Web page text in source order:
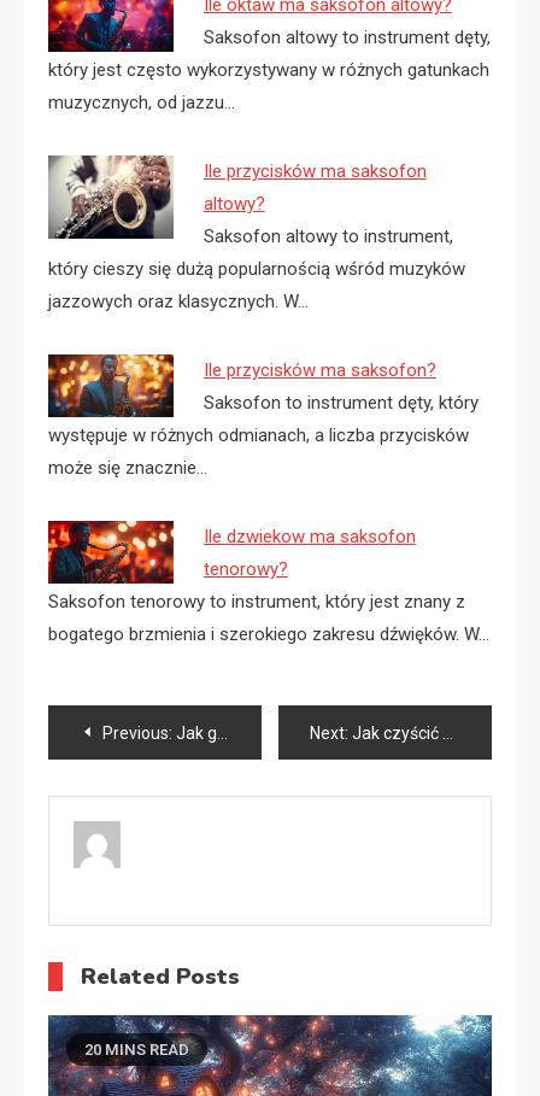
Ile oktaw ma saksofon altowy?
Saksofon altowy to instrument dęty,
który jest często wykorzystywany w różnych gatunkach
muzycznych, od jazzu…
Ile przycisków ma saksofon
altowy?
Saksofon altowy to instrument,
który cieszy się dużą popularnością wśród muzyków
jazzowych oraz klasycznych. W…
Ile przycisków ma saksofon?
Saksofon to instrument dęty, który
występuje w różnych odmianach, a liczba przycisków
może się znacznie…
Ile dzwiekow ma saksofon
tenorowy?
Saksofon tenorowy to instrument, który jest znany z
bogatego brzmienia i szerokiego zakresu dźwięków. W…
Nawigacja
wpisu
Previous: Jak grać na saksofon altowy? Next: Jak czyścić saksofon altowy?
Related Posts
20 MINS READ